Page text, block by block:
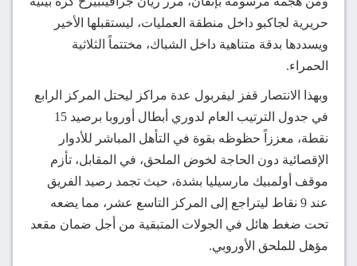
حريرية لجاكبو داخل منطقة العمليات، ليستقبلها الأخير
ويسددها بدقة متناهية داخل الشباك، مختتماً الثلاثية
الحمراء.
وبهذا الانتصار قفز ليفربول عدة مراكز ليحتل المركز الرابع
في جدول الترتيب العام لدوري أبطال أوروبا برصيد 15
نقطة، معززاً حظوظه بقوة في التأهل المباشر للأدوار
الإقصائية دون الحاجة لخوض الملحق، في المقابل، تأزم
موقف أولمبيك مارسيليا بشدة، حيث تجمد رصيد الفريق
عند 9 نقاط ليتراجع إلى المركز التاسع عشر، مما يضعه
تحت ضغط هائل في الجولات المتبقية من أجل ضمان مقعد
مؤهل للملحق الأوروبي.